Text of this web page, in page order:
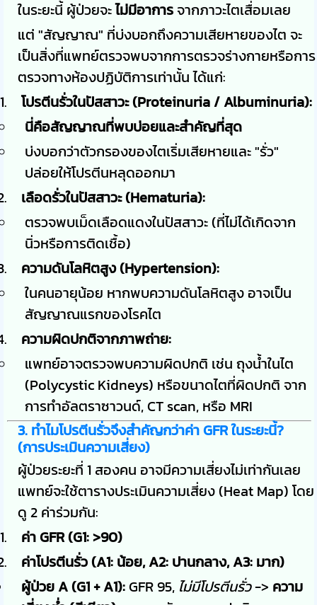
ในระยะนี้ ผู้ป่วยจะไม่มีอาการ จากภาวะไตเสื่อมเลย
แต่ "สัญญาณ" ที่บ่งบอกถึงความเสียหายของไต จะ
เป็นสิ่งที่แพทย์ตรวจพบจากการตรวจร่างกายหรือการ
ตรวจทางห้องปฏิบัติการเท่านั้น ได้แก่:
โปรตีนรั่วในปัสสาวะ (Proteinuria / Albuminuria):
นี่คือสัญญาณที่พบบ่อยและสำคัญที่สุด
บ่งบอกว่าตัวกรองของไตเริ่มเสียหายและ "รั่ว"
ปล่อยให้โปรตีนหลุดออกมา
เลือดรั่วในปัสสาวะ (Hematuria):
ตรวจพบเม็ดเลือดแดงในปัสสาวะ (ที่ไม่ได้เกิดจาก
นิ่วหรือการติดเชื้อ)
ความดันโลหิตสูง (Hypertension):
ในคนอายุน้อย หากพบความดันโลหิตสูง อาจเป็น
สัญญาณแรกของโรคไต
ความผิดปกติจากภาพถ่าย:
แพทย์อาจตรวจพบความผิดปกติ เช่น ถุงน้ำในไต
(Polycystic Kidneys) หรือขนาดไตที่ผิดปกติ จาก
การทำอัลตราซาวนด์, CT scan, หรือ MRI
3. ทำไมโปรตีนรั่วจึงสำคัญกว่าค่า GFR ในระยะนี้?
(การประเมินความเสี่ยง)
ผู้ป่วยระยะที่ 1 สองคน อาจมีความเสี่ยงไม่เท่ากันเลย
แพทย์จะใช้ตารางประเมินความเสี่ยง (Heat Map) โดย
ดู 2 ค่าร่วมกัน:
ค่า GFR (G1: >90)
ค่าโปรตีนรั่ว (A1: น้อย, A2: ปานกลาง, A3: มาก)
ผู้ป่วย A (G1 + A1):GFR 95, ไม่มีโปรตีนรั่ว-> ความ